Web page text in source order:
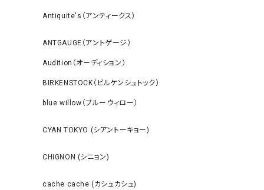
Antiquite's（アンティークス）
ANTGAUGE（アントゲージ）
Audition（オーディション）
BIRKENSTOCK（ビルケンシュトック）
blue willow（ブルーウィロー）
CYAN TOKYO (シアントーキョー)
CHIGNON (シニョン)
cache cache (カシュカシュ)